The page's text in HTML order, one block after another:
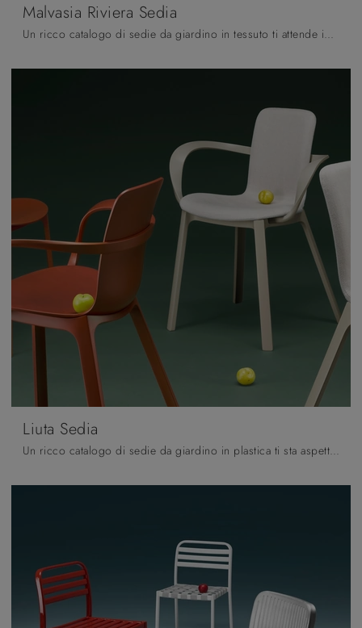
Malvasia Riviera Sedia
Un ricco catalogo di sedie da giardino in tessuto ti attende in negozio: clicca e scopri il modello Malvasia Riviera Sedia di Scab Design.
Liuta Sedia
Un ricco catalogo di sedie da giardino in plastica ti sta aspettando in negozio: clicca e scopri il modello Liuta Sedia di Scab Design.